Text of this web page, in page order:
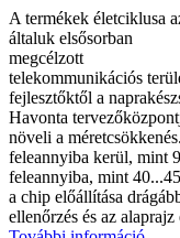
A termékek életciklusa
általuk elsősorban
megcélzott
telekommunikációs
fejlesztőktől a
Havonta
növeli a méretcsökkenés.
feleannyiba kerül, mint
feleannyiba, mint
a chip előállítása
ellenőrzés és az